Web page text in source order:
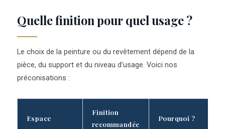
Quelle finition pour quel usage ?
Le choix de la peinture ou du revêtement dépend de la
pièce, du support et du niveau d’usage. Voici nos
préconisations :
Espace
Finition
recommandée
Pourquoi ?